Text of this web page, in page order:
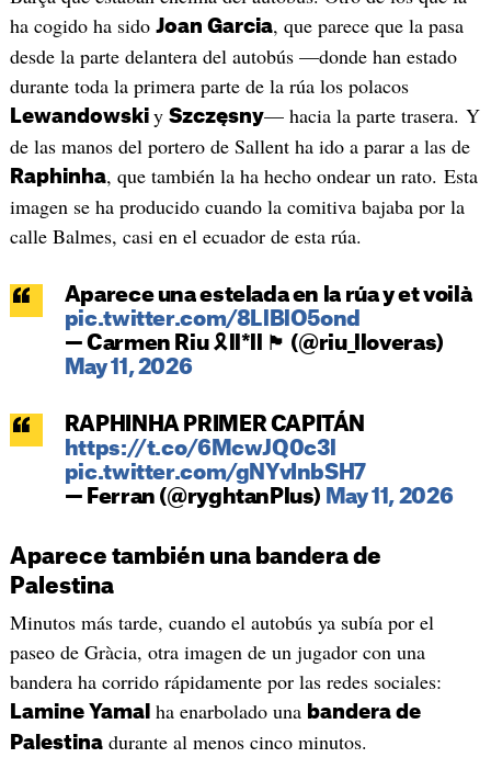
ha cogido ha sido Joan Garcia, que parece que la pasa
desde la parte delantera del autobús —donde han estado
durante toda la primera parte de la rúa los polacos
Lewandowski y Szczęsny— hacia la parte trasera. Y
de las manos del portero de Sallent ha ido a parar a las de
Raphinha, que también la ha hecho ondear un rato. Esta
imagen se ha producido cuando la comitiva bajaba por la
calle Balmes, casi en el ecuador de esta rúa.
Aparece una estelada en la rúa y et voilà
pic.twitter.com/8LlBlO5ond
— Carmen Riu 🎗ll*ll 🏴󠁧󠁢󠁥󠁮󠁧󠁿 (@riu_lloveras)
May 11, 2026
RAPHINHA PRIMER CAPITÁN
https://t.co/6McwJQ0c3l
pic.twitter.com/gNYvInbSH7
— Ferran (@ryghtanPlus) May 11, 2026
Aparece también una bandera de
Palestina
Minutos más tarde, cuando el autobús ya subía por el
paseo de Gràcia, otra imagen de un jugador con una
bandera ha corrido rápidamente por las redes sociales:
Lamine Yamal ha enarbolado una bandera de
Palestinadurante al menos cinco minutos.